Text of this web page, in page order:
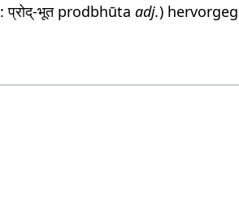
: प्रोद्-भूत prodbhūtaadj.)